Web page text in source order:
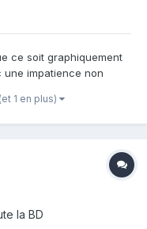
ce soit graphiquement
impatience non
sur taiwan. Et bien c'est
(et 1 en plus)
la BD